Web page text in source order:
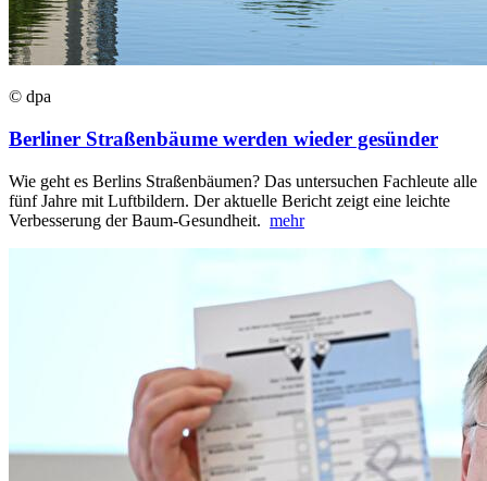
© dpa
Berliner Straßenbäume werden wieder gesünder
Wie geht es Berlins Straßenbäumen? Das untersuchen Fachleute alle
fünf Jahre mit Luftbildern. Der aktuelle Bericht zeigt eine leichte
Verbesserung der Baum-Gesundheit. mehr